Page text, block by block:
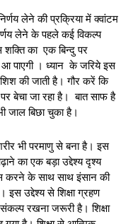
लेने की प्रक्रिया में क्वांटम
लेने के पहले कई विकल्प
का एक बिन्दु पर
आ पाएगी । ध्यान के जरिये इस
की जाती है। गौर करें कि
बेचा जा रहा है। बात साफ है
जाल बिछा चुका है।
भी परमाणु से बना है। इस
का एक बड़ा उद्देश्य दृश्य
के साथ साथ इंसान की
इस उद्देश्य से शिक्षा ग्रहण
रखना जरूरी है। शिक्षा